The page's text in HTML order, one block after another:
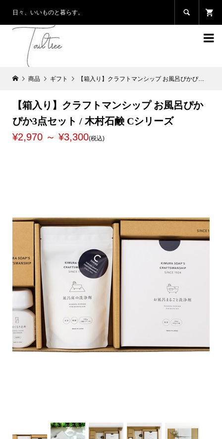
日々、いいものと暮らす。 

商品 ギフト 【箱入り】クラフトマンシップ お風呂ぴかぴか3点セット / 木村石鹸 Cシリーズ
【箱入り】クラフトマンシップ お風呂ぴか
ぴか3点セット / 木村石鹸 Cシリーズ
¥2,970 ～ ¥3,300(税込)